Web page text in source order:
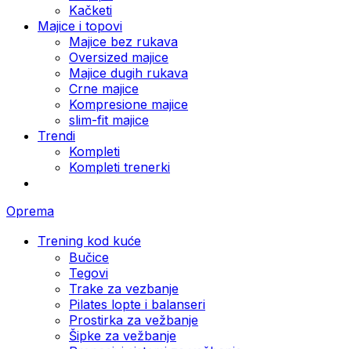
Kačketi
Majice i topovi
Majice bez rukava
Oversized majice
Majice dugih rukava
Crne majice
Kompresione majice
slim-fit majice
Trendi
Kompleti
Kompleti trenerki
Oprema
Trening kod kuće
Bučice
Tegovi
Trake za vezbanje
Pilates lopte i balanseri
Prostirka za vežbanje
Šipke za vežbanje